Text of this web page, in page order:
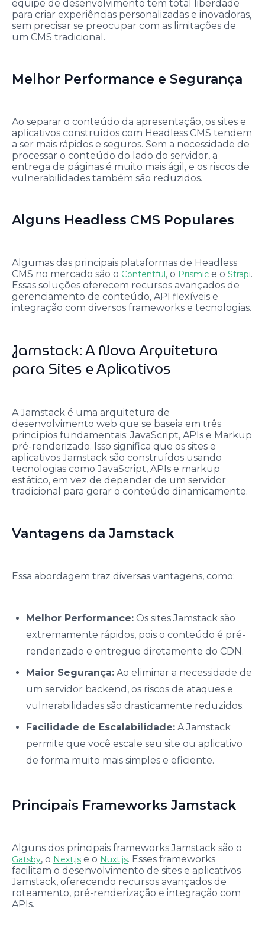
equipe de desenvolvimento tem total liberdade
para criar experiências personalizadas e inovadoras,
sem precisar se preocupar com as limitações de
um CMS tradicional.
Melhor Performance e Segurança
Ao separar o conteúdo da apresentação, os sites e
aplicativos construídos com Headless CMS tendem
a ser mais rápidos e seguros. Sem a necessidade de
processar o conteúdo do lado do servidor, a
entrega de páginas é muito mais ágil, e os riscos de
vulnerabilidades também são reduzidos.
Alguns Headless CMS Populares
Algumas das principais plataformas de Headless
CMS no mercado são o Contentful , o Prismic e o Strapi.
Essas soluções oferecem recursos avançados de
gerenciamento de conteúdo, API flexíveis e
integração com diversos frameworks e tecnologias.
Jamstack: A Nova Arquitetura
para Sites e Aplicativos
A Jamstack é uma arquitetura de
desenvolvimento web que se baseia em três
princípios fundamentais: JavaScript, APIs e Markup
pré-renderizado. Isso significa que os sites e
aplicativos Jamstack são construídos usando
tecnologias como JavaScript, APIs e markup
estático, em vez de depender de um servidor
tradicional para gerar o conteúdo dinamicamente.
Vantagens da Jamstack
Essa abordagem traz diversas vantagens, como:
Melhor Performance: Os sites Jamstack são
extremamente rápidos, pois o conteúdo é pré-
renderizado e entregue diretamente do CDN.
Maior Segurança: Ao eliminar a necessidade de
um servidor backend, os riscos de ataques e
vulnerabilidades são drasticamente reduzidos.
Facilidade de Escalabilidade: A Jamstack
permite que você escale seu site ou aplicativo
de forma muito mais simples e eficiente.
Principais Frameworks Jamstack
Alguns dos principais frameworks Jamstack são o
Gatsby, o Next.js e o Nuxt.js. Esses frameworks
facilitam o desenvolvimento de sites e aplicativos
Jamstack, oferecendo recursos avançados de
roteamento, pré-renderização e integração com
APIs.